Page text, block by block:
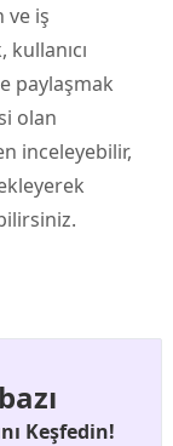
ve iş
paylaşmak
olan
inceleyebilir,
Keşfedin!